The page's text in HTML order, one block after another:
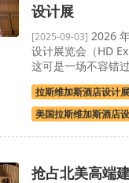
设计展
[2025-09-03] 2026
设计展览会（HD
这可是一场不容错
拉斯维加斯酒店设计展
美国拉斯维加斯酒店
抢占北美高端